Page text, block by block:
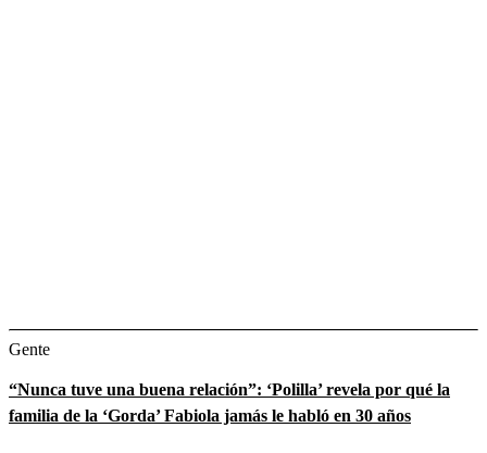
Gente
“Nunca tuve una buena relación”: ‘Polilla’ revela por qué la
familia de la ‘Gorda’ Fabiola jamás le habló en 30 años